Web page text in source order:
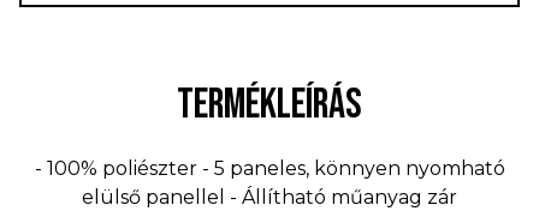
TERMÉKLEÍRÁS
- 100% poliészter - 5 paneles, könnyen nyomható
elülső panellel - Állítható műanyag zár